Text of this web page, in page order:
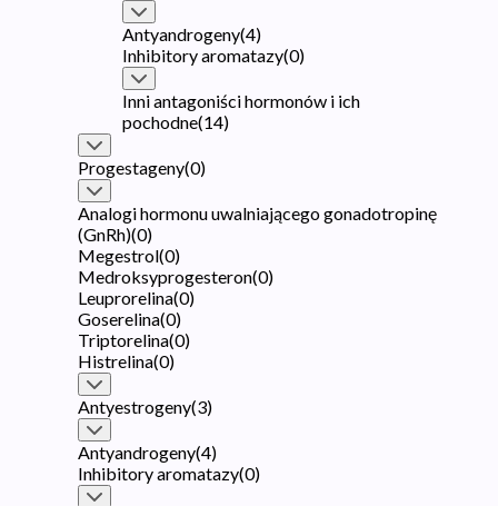
Antyandrogeny(4)
Inhibitory aromatazy(0)
Inni antagoniści hormonów i ich
pochodne(14)
Progestageny(0)
Analogi hormonu uwalniającego gonadotropinę
(GnRh)(0)
Megestrol(0)
Medroksyprogesteron(0)
Leuprorelina(0)
Goserelina(0)
Triptorelina(0)
Histrelina(0)
Antyestrogeny(3)
Antyandrogeny(4)
Inhibitory aromatazy(0)